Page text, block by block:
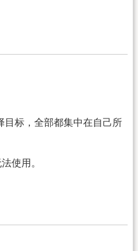
目标，全部都集中在自己所
使用。